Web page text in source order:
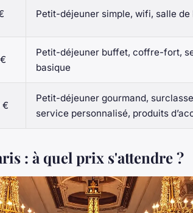
Petit-déjeuner simple, wifi, salle
Petit-déjeuner buffet, coffre-fort,
basique
€
Petit-déjeuner gourmand,
service personnalisé, produits
: à quel prix s'attendre ?